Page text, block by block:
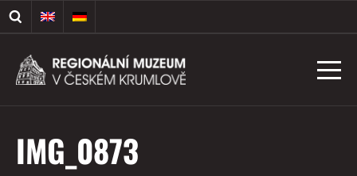
IMG_0873